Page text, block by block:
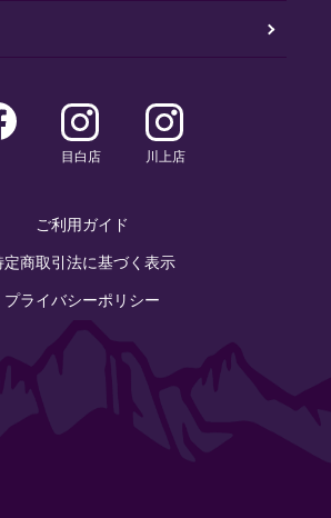
目白店 川上店
ご利用ガイド
定商取引法に基づく表示
プライバシーポリシー